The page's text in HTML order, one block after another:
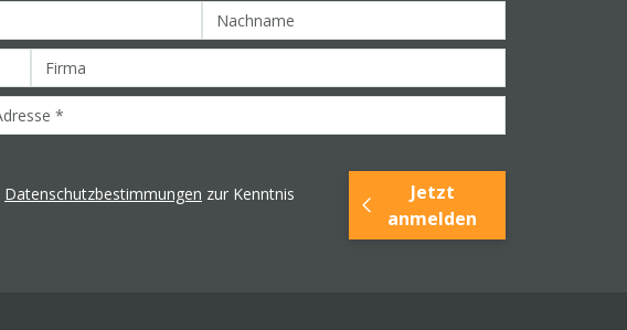
Datenschutzbestimmungen zur Kenntnis
Jetzt
anmelden